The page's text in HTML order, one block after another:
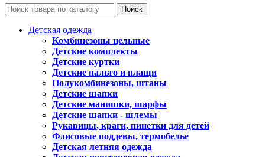
Поиск
Детская одежда
Комбинезоны цельные
Детские комплекты
Детские куртки
Детские пальто и плащи
Полукомбинезоны, штаны
Детские шапки
Детские манишки, шарфы
Детские шапки - шлемы
Рукавицы, краги, пинетки для детей
Флисовые поддевы, термобелье
Детская летняя одежда